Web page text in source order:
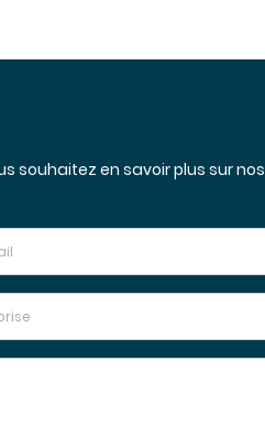
souhaitez en savoir plus sur nos